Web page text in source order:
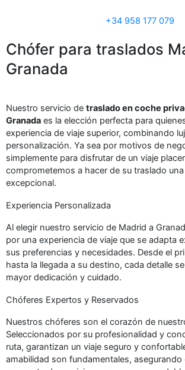
+34 958 177 079
Chófer para traslados
Granada
Nuestro servicio de traslado en coche
Granada es la elección perfecta para
experiencia de viaje superior, combinando
personalización. Ya sea por motivos de
simplemente para disfrutar de un viaje
comprometemos a hacer de su traslado
excepcional.
Experiencia Personalizada
Al elegir nuestro servicio de Madrid a
por una experiencia de viaje que se adapta
sus preferencias y necesidades. Desde el
hasta la llegada a su destino, cada detalle
mayor dedicación y cuidado.
Chóferes Expertos y Reservados
Nuestros chóferes son el corazón de
Seleccionados por su profesionalidad y
ruta, garantizan un viaje seguro y
amabilidad son fundamentales, asegurando